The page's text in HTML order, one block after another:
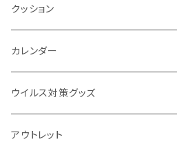
トレイ
パットカバー、ブックカバー
IDケース、パスケース、コインケース
デスク周辺
ランタン
非常食
アクセサリー・スマホケース
タッチペン
USBケーブル・ハブ
イヤホン・ヘッドフォン
手持ちミラー
ビューティー雑貨
キーホルダー
時計
ネックウォーマー
マフラー・ストール
F.O.B COOP
クッション
折りたたみクッション
カレンダー
ウイルス対策グッズ
除菌グッズ
アウトレット